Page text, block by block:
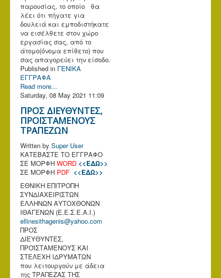
παρουσίας, το οποίο θα
λέει ότι πήγατε για
δουλειά και εμποδιστήκατε
να εισέλθετε στον χώρο
εργασίας σας, από το
άτομο(όνομα επίθετο) που
σας απαγορεύει την είσοδο.
Published in ΓΕΝΙΚΑ
ΕΓΓΡΑΦΑ
Read more...
Saturday, 08 May 2021 11:09
ΠΡΟΣ ΔΙΕΥΘΥΝΤΕΣ,
ΠΡΟΪΣΤΑΜΕΝΟΥΣ
ΤΡΑΠΕΖΩΝ
Written by Super User
ΚΑΤΕΒΑΣΤΕ ΤΟ ΕΓΓΡΑΦΟ
ΣΕ ΜΟΡΦΗ WORD <<ΕΔΩ>>
ΣΕ ΜΟΡΦΗ PDF <<ΕΔΩ>>
ΕΘΝΙΚΗ ΕΠΙΤΡΟΠΗ
ΣΥΝΔΙΑΧΕΙΡΙΣΤΩΝ
ΕΛΛΗΝΩΝ ΑΥΤΟΧΘΟΝΩΝ
ΙΘΑΓΕΝΩΝ (Ε.Ε.Σ.Ε.Α.Ι.)
ellinesithagenis@yahoo.com
ΠΡΟΣ
ΔΙΕΥΘΥΝΤΕΣ,
ΠΡΟΪΣΤΑΜΕΝΟΥΣ ΚΑΙ
ΣΤΕΛΕΧΗ ΙΔΡΥΜΑΤΩΝ
που λειτουργούν με άδεια
της ΤΡΑΠΕΖΑΣ ΤΗΣ